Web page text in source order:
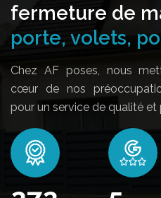
fermeture de
porte, volets,
Chez AF poses, nous
cœur de nos
pour un service de qualité et